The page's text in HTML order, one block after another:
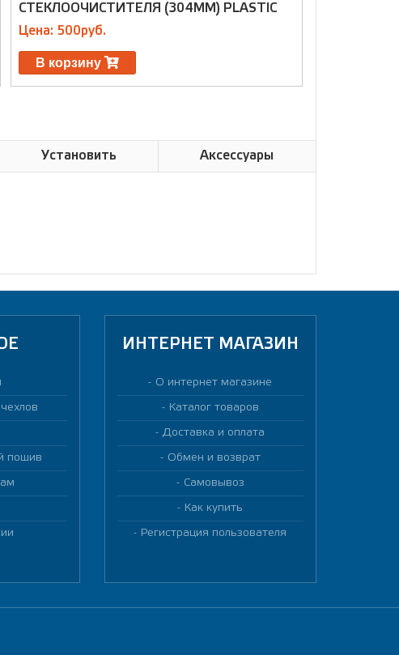
СТЕКЛООЧИСТИТЕЛЯ (304ММ) PLASTIC
Цена: 500руб.
В корзину
Установить Аксессуары
пошив
ИНТЕРНЕТ МАГАЗИН
О интернет магазине
Каталог товаров
Доставка и оплата
Обмен и возврат
Самовывоз
Как купить
Регистрация пользователя